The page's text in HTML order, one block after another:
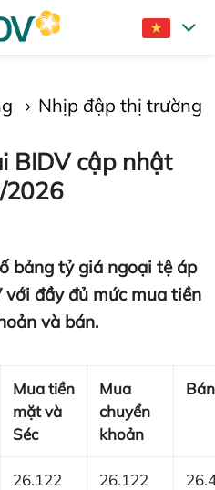
Nhịp đập thị trường
BIDV cập nhật
2026
bảng tỷ giá ngoại tệ áp
đầy đủ mức mua tiền
và bán.
Mua tiền
mặt và
Séc
Mua
chuyển
khoản
Bán
26.122 26.122
Hủy Gửi